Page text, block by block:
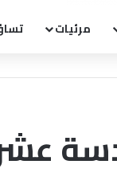
مرئيات